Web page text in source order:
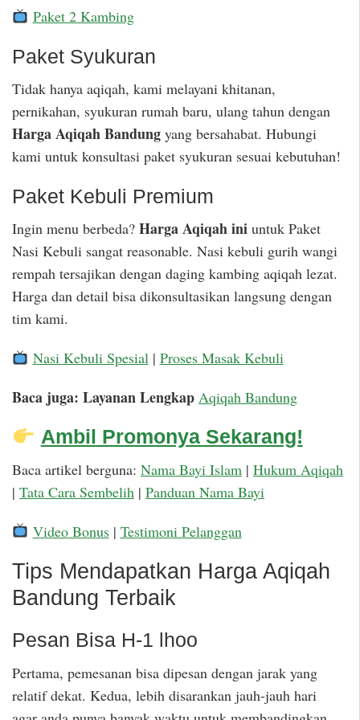
Paket 2 Kambing
Paket Syukuran
Tidak hanya aqiqah, kami melayani khitanan,
pernikahan, syukuran rumah baru, ulang tahun dengan
Harga Aqiqah Bandung yang bersahabat. Hubungi
kami untuk konsultasi paket syukuran sesuai kebutuhan!
Paket Kebuli Premium
Ingin menu berbeda? Harga Aqiqah ini untuk Paket
Nasi Kebuli sangat reasonable. Nasi kebuli gurih wangi
rempah tersajikan dengan daging kambing aqiqah lezat.
Harga dan detail bisa dikonsultasikan langsung dengan
tim kami.
Nasi Kebuli Spesial| Proses Masak Kebuli
Baca juga: Layanan Lengkap Aqiqah Bandung
Ambil Promonya Sekarang!
Baca artikel berguna: Nama Bayi Islam | Hukum Aqiqah
| Tata Cara Sembelih | Panduan Nama Bayi
Video Bonus| Testimoni Pelanggan
Tips Mendapatkan Harga Aqiqah
Bandung Terbaik
Pesan Bisa H-1 lhoo
Pertama, pemesanan bisa dipesan dengan jarak yang
relatif dekat. Kedua, lebih disarankan jauh-jauh hari